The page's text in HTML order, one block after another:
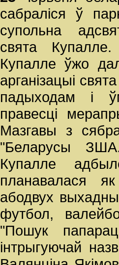
сабраліся ў
супольна
свята
Купалле ўжо
арганізацыі
падыходам і
правесці
Мазгавы з
"Беларусы
Купалле
планавалася
абодвух
футбол,
"Пошук
інтрыгуючай